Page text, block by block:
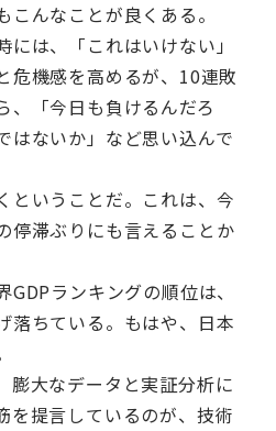
んなことが良くある。
は、「これはいけない」
危機感を高めるが、10連敗
、「今日も負けるんだろ
はないか」など思い込んで
ということだ。これは、今
停滞ぶりにも言えることか
ランキングの順位は、
落ちている。もはや、日本
膨大なデータと実証分析に
を提言しているのが、技術